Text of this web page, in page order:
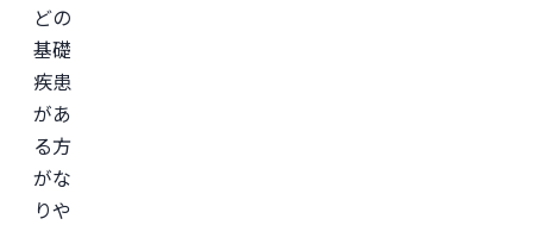
どの
基礎
疾患
があ
る方
がな
りや